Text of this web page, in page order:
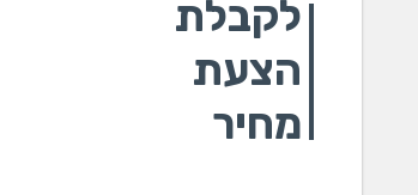
לקבלת
הצעת
מחיר